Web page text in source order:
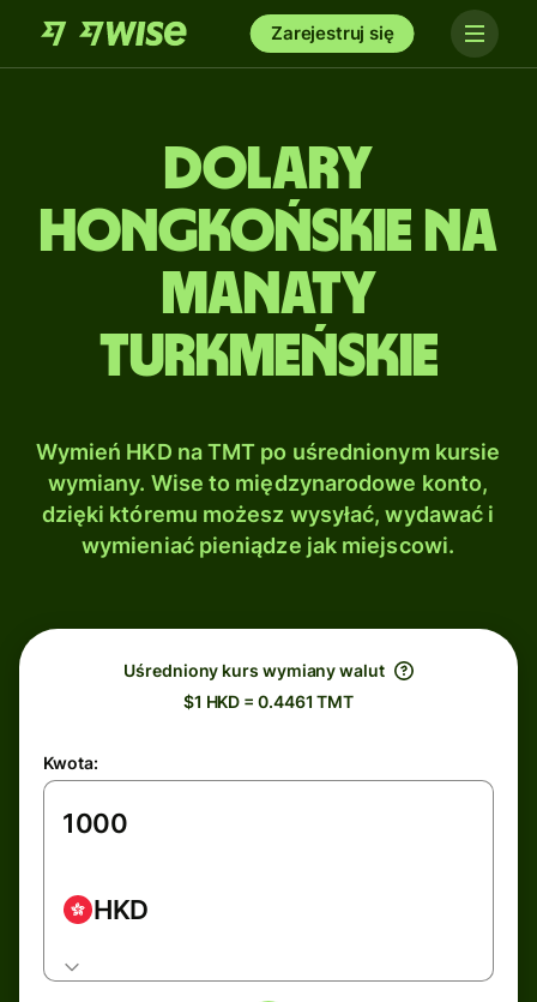
Zarejestruj się
Dolary
hongkońskie na
Manaty
turkmeńskie
Wymień HKD na TMT po uśrednionym kursie
wymiany. Wise to międzynarodowe konto,
dzięki któremu możesz wysyłać, wydawać i
wymieniać pieniądze jak miejscowi.
Uśredniony kurs wymiany walut
$1 HKD = 0.4461 TMT
Kwota:
HKD